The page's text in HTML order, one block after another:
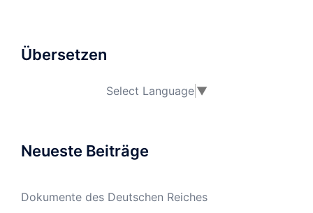
Übersetzen
Select Language ▼
Neueste Beiträge
Dokumente des Deutschen Reiches